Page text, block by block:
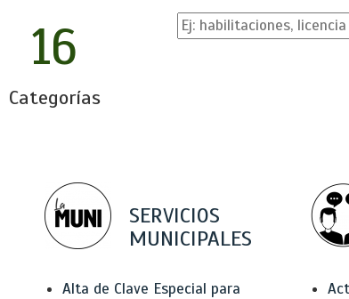
16
Categorías
SERVICIOS
MUNICIPALES
Alta de Clave Especial para